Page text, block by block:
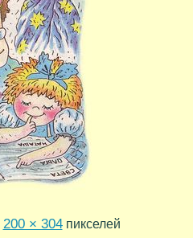
200 × 304пикселей